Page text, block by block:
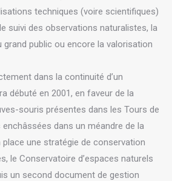
techniques (voire scientifiques)
suivi des observations naturalistes, la
grand public ou encore la valorisation
dans la continuité d’un
débuté en 2001, en faveur de la
souris présentes dans les Tours de
dans un méandre de la
une stratégie de conservation
le Conservatoire d’espaces naturels
un second document de gestion